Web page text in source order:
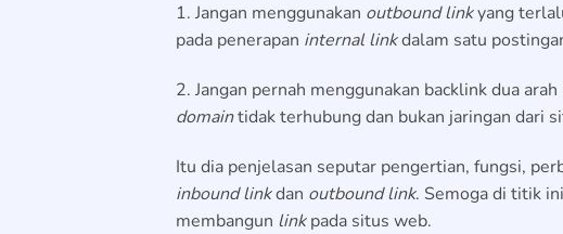
1. Jangan menggunakan outbound linkyang
pada penerapan internal linkdalam satu
2. Jangan pernah menggunakan backlink dua
domaintidak terhubung dan bukan jaringan dari
Itu dia penjelasan seputar pengertian, fungsi,
inbound linkdan outbound link. Semoga di titik
membangun linkpada situs web.